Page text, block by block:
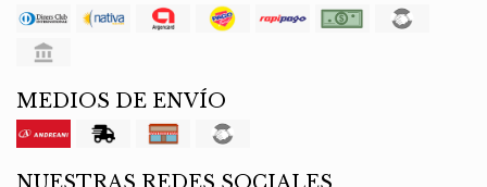
MEDIOS DE ENVÍO
NUESTRAS REDES SOCIALES